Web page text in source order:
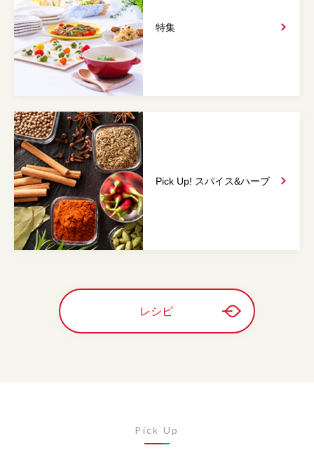
特集
Pick Up! スパイス&ハーブ
レシピ
Pick Up